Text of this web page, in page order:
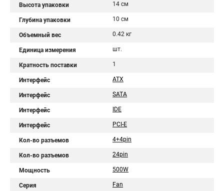
Высота упаковки 14 см
Глубина упаковки 10 см
Объемный вес 0.42 кг
Единица измерения шт.
Кратность поставки 1
Интерфейс ATX
Интерфейс SATA
Интерфейс IDE
Интерфейс PCI-E
Кол-во разъемов 4+4pin
Кол-во разъемов 24pin
Мощность 500W
Серия Fan